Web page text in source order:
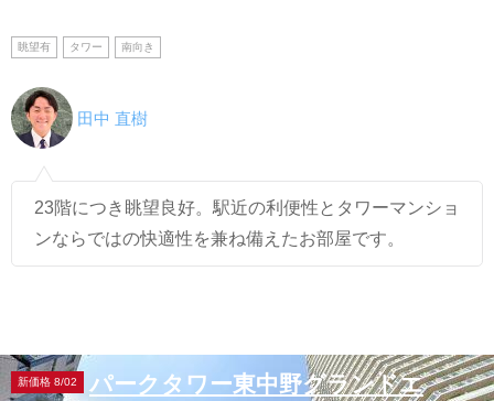
眺望有 タワー 南向き
田中 直樹
23階につき眺望良好。駅近の利便性とタワーマンショ
ンならではの快適性を兼ね備えたお部屋です。
新価格 8/02
パークタワー東中野グランドエ